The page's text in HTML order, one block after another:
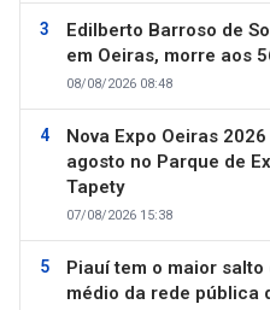
Edilberto Barroso de
em Oeiras, morre aos
08/08/2026 08:48
Nova Expo Oeiras
agosto no Parque de
Tapety
07/08/2026 15:38
Piauí tem o maior
médio da rede pública